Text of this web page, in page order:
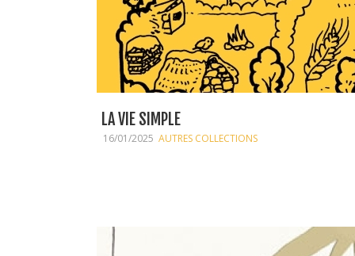
LA VIE SIMPLE
16/01/2025 AUTRES COLLECTIONS